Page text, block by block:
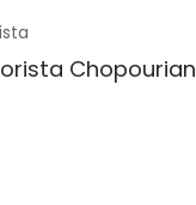
Chopourian